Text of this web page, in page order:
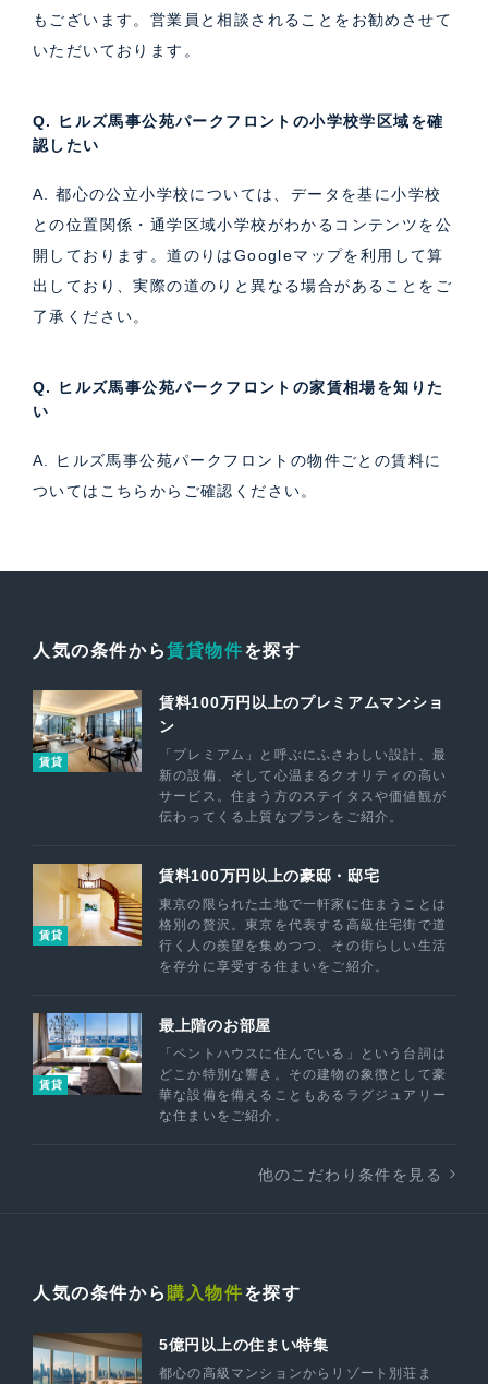
もございます。営業員と相談されることをお勧めさせて
いただいております。
Q. ヒルズ馬事公苑パークフロントの小学校学区域を確
認したい
A. 都心の公立小学校については、データを基に小学校
との位置関係・通学区域小学校がわかるコンテンツを公
開しております。道のりはGoogleマップを利用して算
出しており、実際の道のりと異なる場合があることをご
了承ください。
Q. ヒルズ馬事公苑パークフロントの家賃相場を知りた
い
A. ヒルズ馬事公苑パークフロントの物件ごとの賃料に
ついては こちら からご確認ください。
人気の条件から賃貸物件を探す
賃貸
賃料100万円以上のプレミアムマンショ
ン
「プレミアム」と呼ぶにふさわしい設計、最
新の設備、そして心温まるクオリティの高い
サービス。住まう方のステイタスや価値観が
伝わってくる上質なプランをご紹介。
賃貸
賃料100万円以上の豪邸・邸宅
東京の限られた土地で一軒家に住まうことは
格別の贅沢。東京を代表する高級住宅街で道
行く人の羨望を集めつつ、その街らしい生活
を存分に享受する住まいをご紹介。
賃貸
最上階のお部屋
「ペントハウスに住んでいる」という台詞は
どこか特別な響き。その建物の象徴として豪
華な設備を備えることもあるラグジュアリー
な住まいをご紹介。
他のこだわり条件を見る
人気の条件から 購入物件を探す
5億円以上の住まい特集
都心の高級マンションからリゾート別荘ま